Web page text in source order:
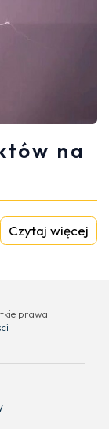
na
Czytaj więcej
prawa